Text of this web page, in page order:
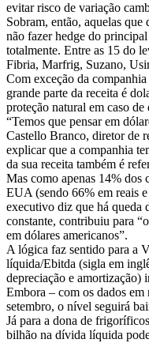
evitar risco de variação
Sobram, então, aquelas
não fazer hedge do
totalmente. Entre as 15 do
Fibria, Marfrig, Suzano,
Com exceção da
grande parte da receita é
proteção natural em caso
“Temos que pensar em
Castello Branco, diretor de
explicar que a companhia
da sua receita também é
Mas como apenas 14% dos
EUA (sendo 66% em reais
executivo diz que há queda
constante, contribuiu para
em dólares americanos”.
A lógica faz sentido para a
líquida/Ebitda (sigla em
depreciação e
Embora – com os dados
setembro, o nível seguirá
Já para a dona de
bilhão na dívida líquida